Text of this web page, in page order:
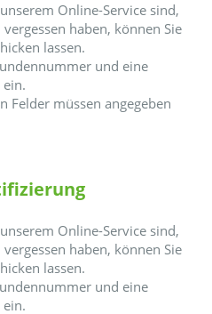
Online-Service sind,
haben, können Sie
lassen.
und eine
Felder müssen angegeben
Online-Service sind,
haben, können Sie
lassen.
und eine